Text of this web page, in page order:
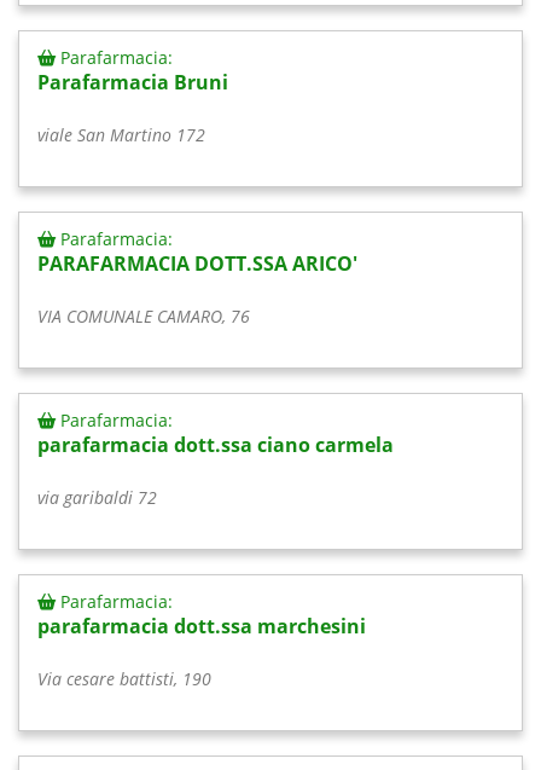
Parafarmacia:
Parafarmacia Bruni
viale San Martino 172
Parafarmacia:
PARAFARMACIA DOTT.SSA ARICO'
VIA COMUNALE CAMARO, 76
Parafarmacia:
parafarmacia dott.ssa ciano carmela
via garibaldi 72
Parafarmacia:
parafarmacia dott.ssa marchesini
Via cesare battisti, 190